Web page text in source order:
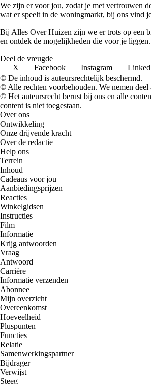
We zijn er voor jou, zodat je met vertrouwen
wat er speelt in de woningmarkt, bij ons vind
Bij Alles Over Huizen zijn we er trots op een
en ontdek de mogelijkheden die voor je liggen.
Deel de vreugde
X
Facebook Instagram
© De inhoud is auteursrechtelijk beschermd.
© Alle rechten voorbehouden. We nemen
© Het auteursrecht berust bij ons en alle
content is niet toegestaan.
Over ons
Ontwikkeling
Onze drijvende kracht
Over de redactie
Help ons
Terrein
Inhoud
Cadeaus voor jou
Aanbiedingsprijzen
Reacties
Winkelgidsen
Instructies
Film
Informatie
Krijg antwoorden
Vraag
Antwoord
Carrière
Informatie verzenden
Abonnee
Mijn overzicht
Overeenkomst
Hoeveelheid
Pluspunten
Functies
Relatie
Samenwerkingspartner
Bijdrager
Verwijst
Steeg